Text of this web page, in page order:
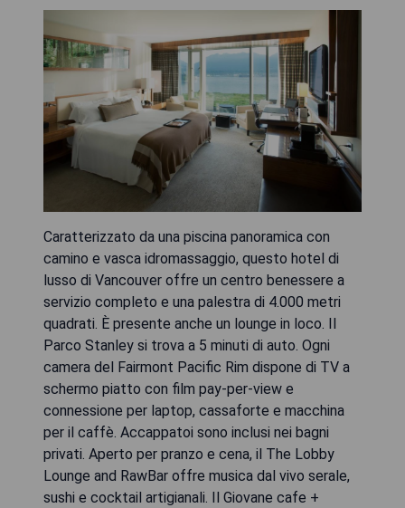
Caratterizzato da una piscina panoramica con
camino e vasca idromassaggio, questo hotel di
lusso di Vancouver offre un centro benessere a
servizio completo e una palestra di 4.000 metri
quadrati. È presente anche un lounge in loco. Il
Parco Stanley si trova a 5 minuti di auto. Ogni
camera del Fairmont Pacific Rim dispone di TV a
schermo piatto con film pay-per-view e
connessione per laptop, cassaforte e macchina
per il caffè. Accappatoi sono inclusi nei bagni
privati. Aperto per pranzo e cena, il The Lobby
Lounge and RawBar offre musica dal vivo serale,
sushi e cocktail artigianali. Il Giovane cafe +